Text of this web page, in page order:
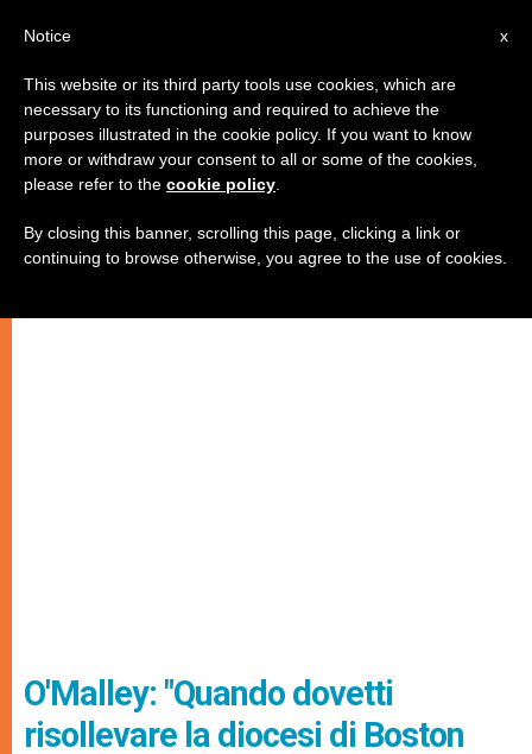
O'Malley: "Quando dovetti
risollevare la diocesi di Boston
x
Notice
This website or its third party tools use cookies, which are
necessary to its functioning and required to achieve the
purposes illustrated in the cookie policy. If you want to know
more or withdraw your consent to all or some of the cookies,
please refer to the cookie policy
By closing this banner, scrolling this page, clicking a link or
continuing to browse otherwise, you agree to the use of cookies.